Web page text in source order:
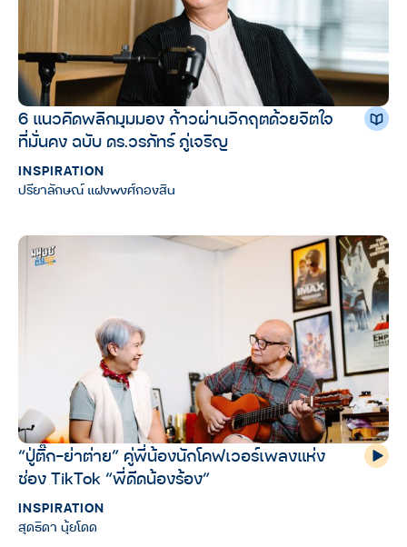
6 แนวคิดพลิกมุมมอง ก้าวผ่านวิกฤตด้วยจิตใจ
ที่มั่นคง ฉบับ ดร.วรภัทร์ ภู่เจริญ
INSPIRATION
ปรียาลักษณ์ แฝงพงศ์กองสิน
“ปู่ติ๊ก-ย่าต่าย” คู่พี่น้องนักโคฟเวอร์เพลงแห่ง
ช่อง TikTok “พี่ดีดน้องร้อง”
INSPIRATION
สุดธิดา นุ้ยโดด